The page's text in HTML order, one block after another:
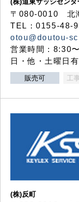
〒080-0010 北
TEL：0155-48-
otou@doutou-
営業時間：8:30
日・他・土曜日有
販売可 工
(株)反町